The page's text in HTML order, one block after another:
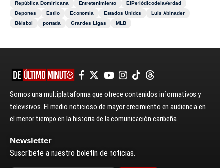
República Dominicana
Entretenimiento
ElPeriódicodelaVerdad
Deportes
Estilo Economía Estados Unidos
Luis Abinader
Béisbol
portada Grandes Ligas MLB
Somos una multiplataforma que ofrece contenidos informativos y
televisivos. El medio noticioso de mayor crecimiento en audiencia en
el menor tiempo en la historia de la comunicación caribeña.
Newsletter
Suscríbete a nuestro boletín de noticias.